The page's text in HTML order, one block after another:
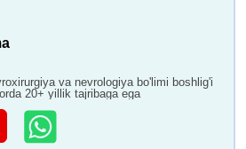
va nevrologiya bo'limi boshlig'i
20+ yillik tajribaga ega